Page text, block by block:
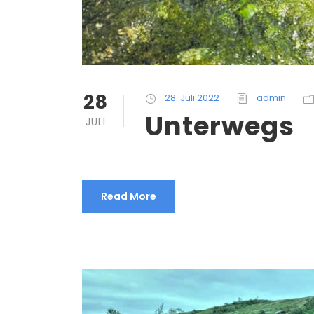
28
JULI
28. Juli 2022 admin
Unterwegs
Read More